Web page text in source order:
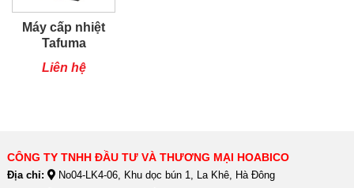
Máy cấp nhiệt
Tafuma
TSQ80RP
Liên hệ
CÔNG TY TNHH ĐẦU TƯ VÀ THƯƠNG MẠI HOABICO
Địa chỉ:
No04-LK4-06, Khu dọc bún 1, La Khê, Hà Đông